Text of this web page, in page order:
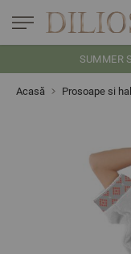
SUMMER
Acasă Prosoape si